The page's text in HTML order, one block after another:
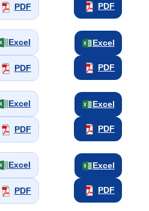
PDF PDF
Excel
PDF
Excel
PDF
Excel
PDF
Excel
PDF
Excel
PDF
Excel
PDF